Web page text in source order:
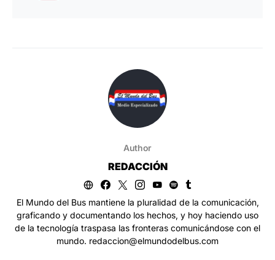
Author
REDACCIÓN
El Mundo del Bus mantiene la pluralidad de la comunicación,
graficando y documentando los hechos, y hoy haciendo uso
de la tecnología traspasa las fronteras comunicándose con el
mundo. redaccion@elmundodelbus.com